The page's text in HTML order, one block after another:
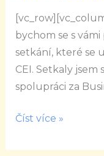
bychom se s
setkání, které se
CEI. Setkaly jsem
spolupráci za
pro
nás
inspirativní
a
motivující.
Číst více »